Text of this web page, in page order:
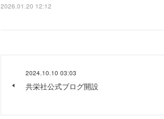
2026.01.20 12:12
2024.10.10 03:03
共栄社公式ブログ開設